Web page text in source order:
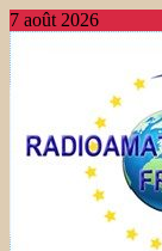
7 août 2026